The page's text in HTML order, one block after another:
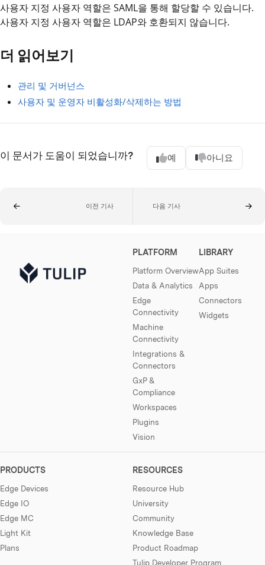
사용자 지정 사용자 역할은 SAML을 통해 할당할 수 있습니다.
사용자 지정 사용자 역할은 LDAP와 호환되지 않습니다.
더 읽어보기
관리 및 거버넌스
사용자 및 운영자 비활성화/삭제하는 방법
이 문서가 도움이 되었습니까? 예 아니요
이전 기사 다음 기사
PLATFORM
Platform Overview
Data & Analytics
Edge
Connectivity
Machine
Connectivity
Integrations &
Connectors
GxP &
Compliance
Workspaces
Plugins
Vision
LIBRARY
App Suites
Apps
Connectors
Widgets
PRODUCTS
Edge Devices
Edge IO
Edge MC
Light Kit
Plans
RESOURCES
Resource Hub
University
Community
Knowledge Base
Product Roadmap
Tulip Developer Program